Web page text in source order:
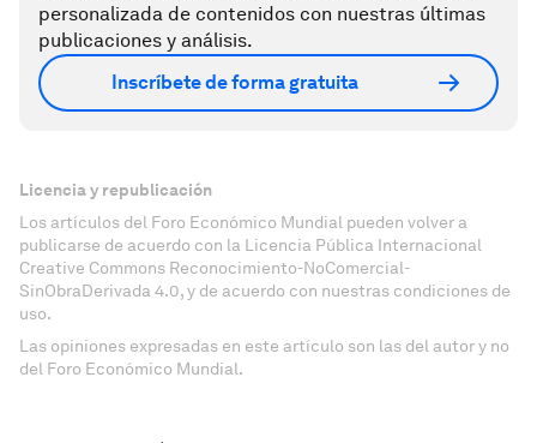
personalizada de contenidos con nuestras últimas
publicaciones y análisis.
Inscríbete de forma gratuita
Licencia y republicación
Los artículos del Foro Económico Mundial pueden volver a
publicarse de acuerdo con la Licencia Pública Internacional
Creative Commons Reconocimiento-NoComercial-
SinObraDerivada 4.0, y de acuerdo con nuestras condiciones de
uso.
Las opiniones expresadas en este artículo son las del autor y no
del Foro Económico Mundial.